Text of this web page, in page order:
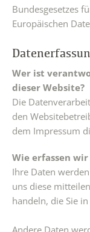
Bundesgesetzes
Europäischen
Wer ist
dieser Website?
Die
den
dem Impressum
Wie erfassen
Ihre Daten
uns diese
handeln, die Sie
Andere Daten